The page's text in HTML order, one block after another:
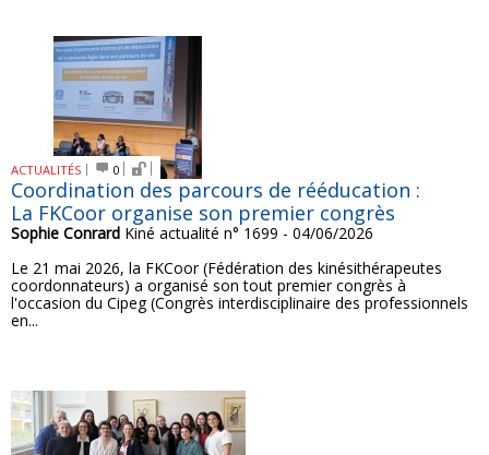
ACTUALITÉS 0
Coordination des parcours de rééducation :
La FKCoor organise son premier congrès
Sophie Conrard Kiné actualité n° 1699 - 04/06/2026
Le 21 mai 2026, la FKCoor (Fédération des kinésithérapeutes
coordonnateurs) a organisé son tout premier congrès à
l'occasion du Cipeg (Congrès interdisciplinaire des professionnels
en...